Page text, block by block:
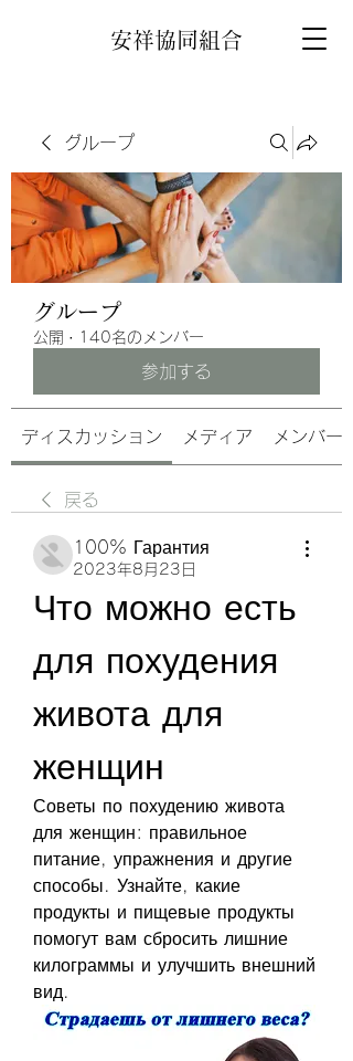
安祥協同組合
グループ
グループ
公開 · 140名のメンバー
参加する
ディスカッション メディア メンバー
戻る
100% Гарантия
2023年8月23日
Что можно есть
для похудения
живота для
женщин
Советы по похудению живота
для женщин: правильное
питание, упражнения и другие
способы. Узнайте, какие
продукты и пищевые продукты
помогут вам сбросить лишние
килограммы и улучшить внешний
вид.